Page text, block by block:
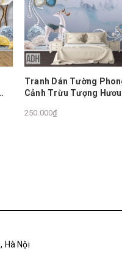
Tranh Dán Tường Phong
Trừu Tượng Hươu Và
250.000₫
Hà Nội